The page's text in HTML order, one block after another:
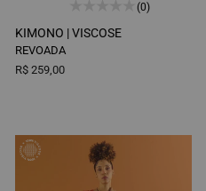
(0)
KIMONO |VISCOSE
REVOADA
R$ 259,00